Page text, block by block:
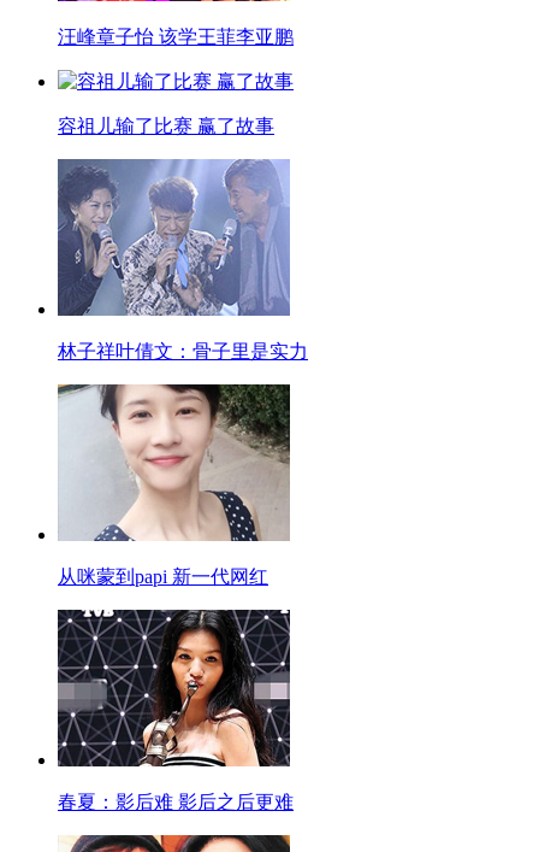
汪峰章子怡 该学王菲李亚鹏
容祖儿输了比赛 赢了故事
林子祥叶倩文：骨子里是实力
从咪蒙到papi 新一代网红
春夏：影后难 影后之后更难